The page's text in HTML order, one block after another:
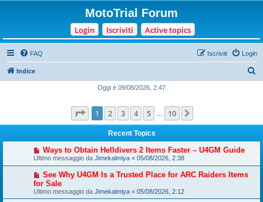
MotoTrial Forum
Login Iscriviti Active topics
FAQ Login
Iscriviti
Indice
a
Oggi è 09/08/2026, 2:47
Pagina di 10
1 2 3 4 5 10
Recent Topics
Ways to Obtain Helldivers 2 Items Faster – U4GM Guide
Ultimo messaggio da Jimekalmiya « 05/08/2026, 2:38
See Why U4GM Is a Trusted Place for ARC Raiders Items
for Sale
Ultimo messaggio da Jimekalmiya « 05/08/2026, 2:12